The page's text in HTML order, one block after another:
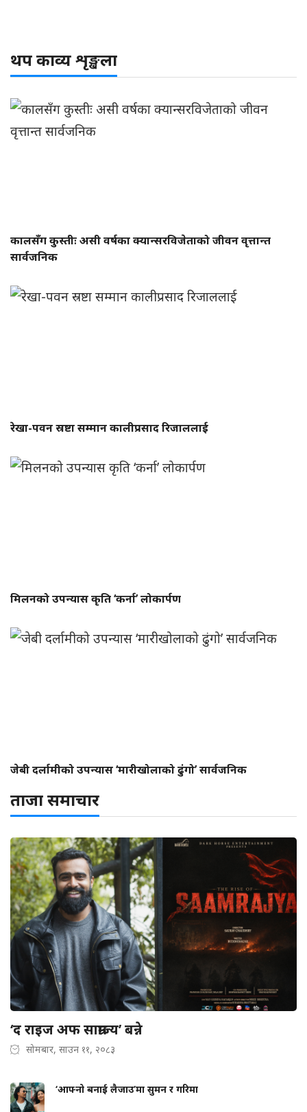
थप काव्य शृङ्खला
कालसँग कुस्तीः असी वर्षका क्यान्सरविजेताको जीवन वृत्तान्त
सार्वजनिक
रेखा-पवन स्रष्टा सम्मान कालीप्रसाद रिजाललाई
मिलनको उपन्यास कृति ‘कर्ना’ लोकार्पण
जेबी दर्लामीको उपन्यास ‘मारीखोलाको ढुंगो’ सार्वजनिक
ताजा समाचार
‘द राइज अफ साम्राज्य’ बन्ने
सोमबार, साउन ११, २०८३
‘आफ्नो बनाई लैजाउ’मा सुमन र गरिमा